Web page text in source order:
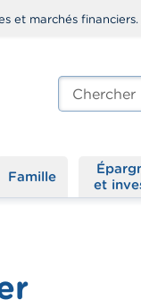
et marchés financiers.
Chercher
edit-
Famille
et